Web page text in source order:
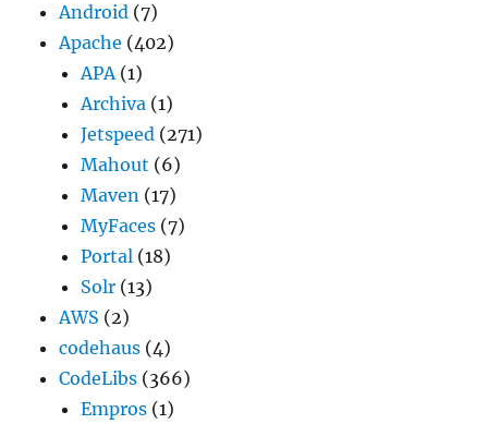
Android (7)
Apache (402)
APA(1)
Archiva (1)
Jetspeed (271)
Mahout (6)
Maven (17)
MyFaces (7)
Portal (18)
Solr (13)
AWS (2)
codehaus (4)
CodeLibs (366)
Empros (1)